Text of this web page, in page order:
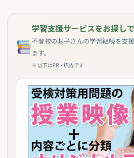
学習支援サービスをお探し
不登校のお子さんの学習継続を支
ます。
※ 以下はPR・広告です